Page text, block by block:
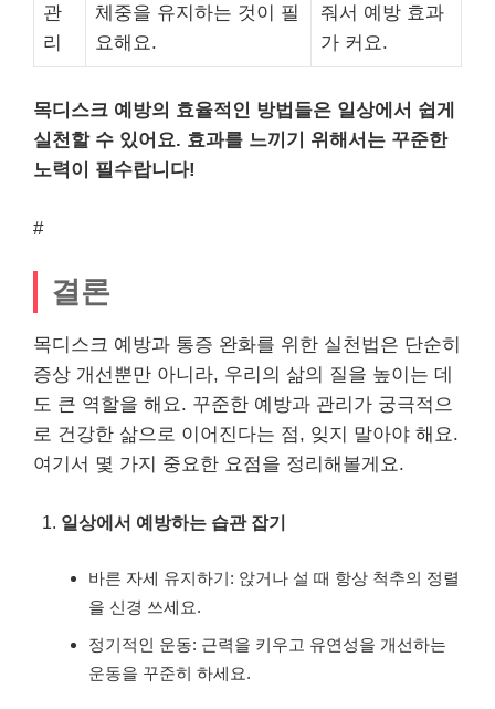
관
리
체중을 유지하는 것이 필
요해요.
줘서 예방 효과
가 커요.
목디스크 예방의 효율적인 방법들은 일상에서 쉽게
실천할 수 있어요. 효과를 느끼기 위해서는 꾸준한
노력이 필수랍니다!
#
결론
목디스크 예방과 통증 완화를 위한 실천법은 단순히
증상 개선뿐만 아니라, 우리의 삶의 질을 높이는 데
도 큰 역할을 해요. 꾸준한 예방과 관리가 궁극적으
로 건강한 삶으로 이어진다는 점, 잊지 말아야 해요.
여기서 몇 가지 중요한 요점을 정리해볼게요.
일상에서 예방하는 습관 잡기
바른 자세 유지하기: 앉거나 설 때 항상 척추의 정렬
을 신경 쓰세요.
정기적인 운동: 근력을 키우고 유연성을 개선하는
운동을 꾸준히 하세요.